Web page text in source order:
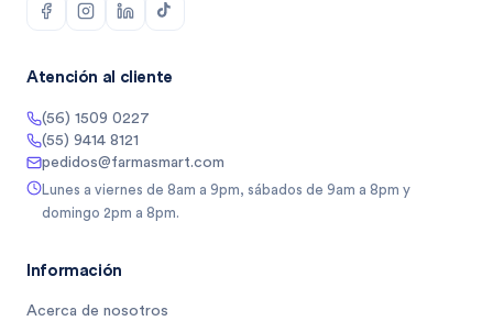
Atención al cliente
(56) 1509 0227
(55) 9414 8121
pedidos@farmasmart.com
Lunes a viernes de 8am a 9pm, sábados de 9am a 8pm y
domingo 2pm a 8pm.
Información
Acerca de nosotros